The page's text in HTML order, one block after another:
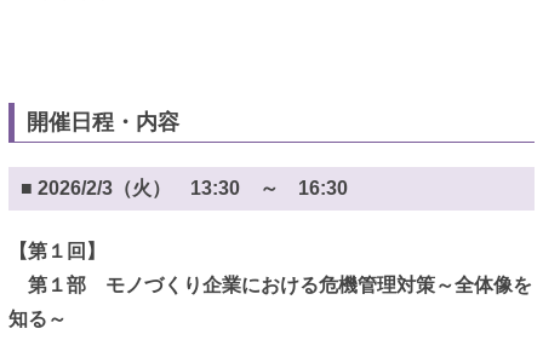
開催日程・内容
■ 2026/2/3（火） 13:30 ～ 16:30
【第１回】
第１部 モノづくり企業における危機管理対策～全体像を
知る～